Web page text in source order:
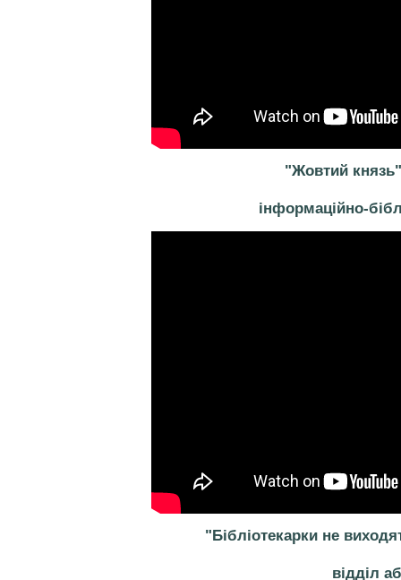
"Жовтий
інформаційно-
"Бібліотекарки не
відділ